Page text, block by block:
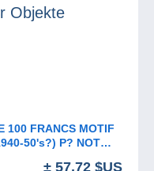
Objekte
100 FRANCS MOTIF
50's?) P? NOT
± 57,72 $US